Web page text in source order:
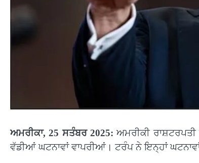
ਅਮਰੀਕਾ, 25ਸਤੰਬਰ 2025: ਅਮਰੀਕੀ
ਵੱਡੀਆਂ ਘਟਨਾਵਾਂ ਵਾਪਰੀਆਂ। ਟਰੰਪ ਨੇ ਇਨ੍ਹਾਂ ਘਟਨਾਵਾਂ